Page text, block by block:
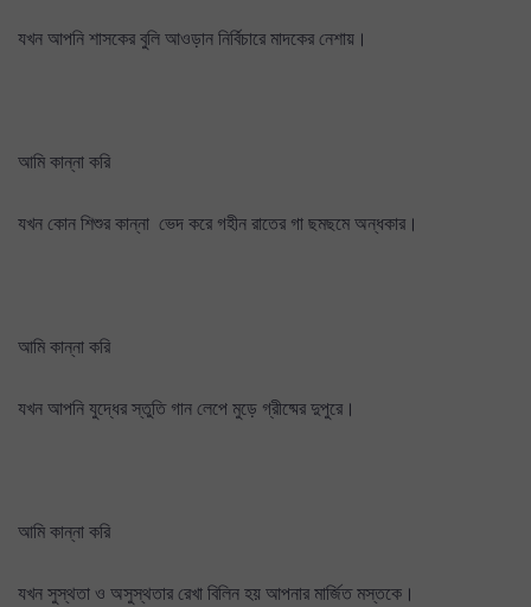
যখন আপনি শাসকের বুলি আওড়ান নির্বিচারে মাদকের নেশায়।
আমি কান্না করি
যখন কোন শিশুর কান্না ভেদ করে গহীন রাতের গা ছমছমে অন্ধকার।
আমি কান্না করি
যখন আপনি যুদ্ধের স্তুতি গান লেপে মুড়ে গ্রীষ্মের দুপুরে।
আমি কান্না করি
যখন সুস্থতা ও অসুস্থতার রেখা বিলিন হয় আপনার মার্জিত মস্তকে।